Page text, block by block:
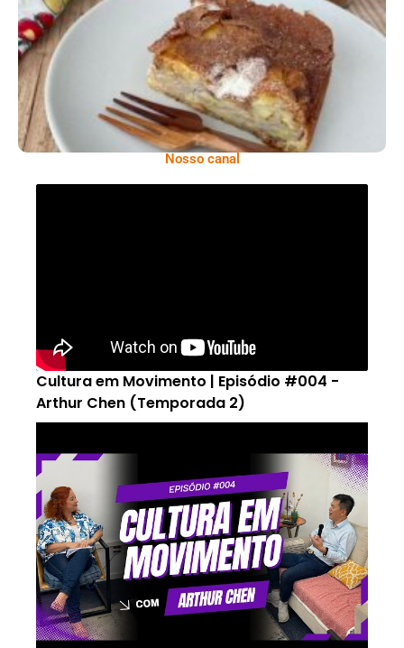
Comer Bem: Torta De Banana
Nosso canal
Cultura em Movimento | Episódio #004 -
Arthur Chen (Temporada 2)